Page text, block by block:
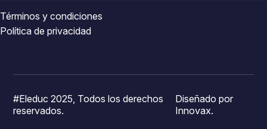
Términos y condiciones
Política de privacidad
#Eleduc 2025, Todos los derechos
reservados.
Diseñado por
Innovax.